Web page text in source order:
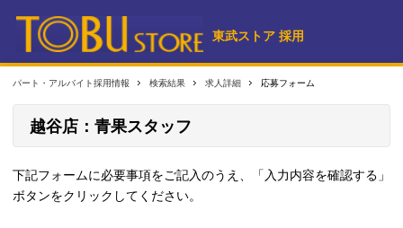
東武ストア 採用
パート・アルバイト採用情報 検索結果 求人詳細 応募フォーム
越谷店：青果スタッフ
下記フォームに必要事項をご記入のうえ、「入力内容を確認する」
ボタンをクリックしてください。